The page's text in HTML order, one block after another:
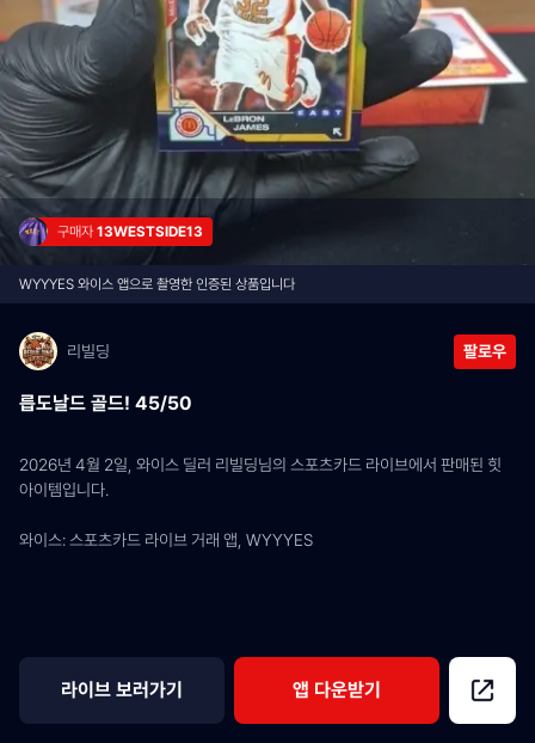
구매자 13WESTSIDE13
WYYYES 와이스 앱으로 촬영한 인증된 상품입니다
리빌딩 팔로우
릅도날드 골드! 45/50
2026년 4월 2일, 와이스 딜러 리빌딩님의 스포츠카드 라이브에서 판매된 힛
아이템입니다.
와이스: 스포츠카드 라이브 거래 앱, WYYYES
라이브 보러가기 앱 다운받기